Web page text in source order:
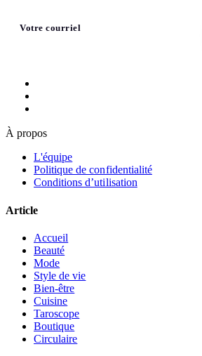
À propos
L'équipe
Politique de confidentialité
Conditions d’utilisation
Article
Accueil
Beauté
Mode
Style de vie
Bien-être
Cuisine
Taroscope
Boutique
Circulaire